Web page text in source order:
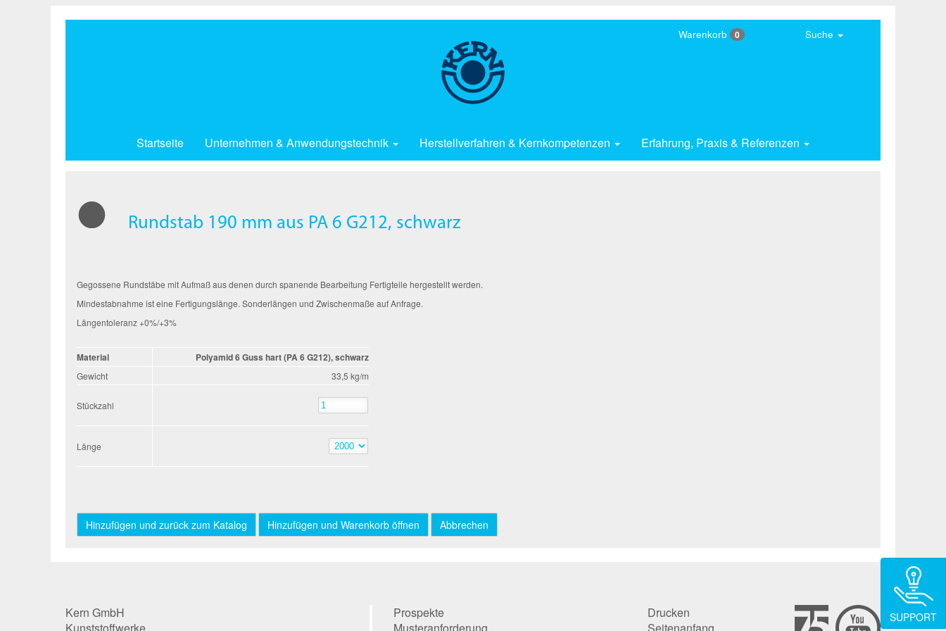
Startseite Unternehmen & Anwendungstechnik Herstellverfahren & Kernkompetenzen Erfahrung, Praxis & Referenzen
Warenkorb 0 Suche
Rundstab 190 mm aus PA 6 G212, schwarz
Gegossene Rundstäbe mit Aufmaß aus denen durch spanende Bearbeitung Fertigteile hergestellt werden.
Mindestabnahme ist eine Fertigungslänge. Sonderlängen und Zwischenmaße auf Anfrage.
Längentoleranz +0%/+3%
Material Polyamid 6 Guss hart (PA 6 G212), schwarz
Gewicht 33,5 kg/m
Stückzahl
Länge
Kern GmbH
Kunststoffwerke
Prospekte
Musteranforderung
Drucken
Seitenanfang
SUPPORT